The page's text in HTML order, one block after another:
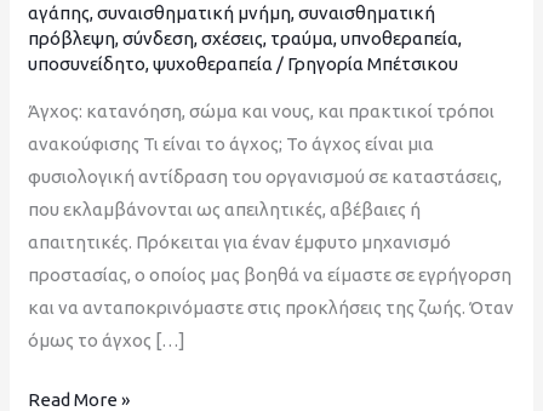
αγάπης,συναισθηματική μνήμη,συναισθηματική
πρόβλεψη,σύνδεση,σχέσεις, τραύμα,υπνοθεραπεία,
υποσυνείδητο,ψυχοθεραπεία / Γρηγορία Μπέτσικου
Άγχος: κατανόηση, σώμα και νους, και πρακτικοί τρόποι
ανακούφισης Τι είναι το άγχος; Το άγχος είναι μια
φυσιολογική αντίδραση του οργανισμού σε καταστάσεις,
που εκλαμβάνονται ως απειλητικές, αβέβαιες ή
απαιτητικές. Πρόκειται για έναν έμφυτο μηχανισμό
προστασίας, ο οποίος μας βοηθά να είμαστε σε εγρήγορση
και να ανταποκρινόμαστε στις προκλήσεις της ζωής. Όταν
όμως το άγχος […]
Read More »